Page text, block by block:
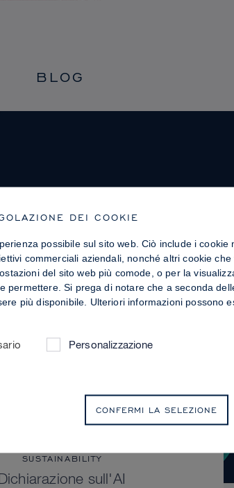
BLOG
SUSTAINABILITY
Dichiarazione sull'AI
DEI COOKIE
possibile sul sito web. Ciò include i cookie
commerciali aziendali, nonché altri cookie
del sito web più comode, o per la
permettere. Si prega di notare che a seconda
più disponibile. Ulteriori informazioni possono
Personalizzazione
CONFERMI LA SELEZIONE